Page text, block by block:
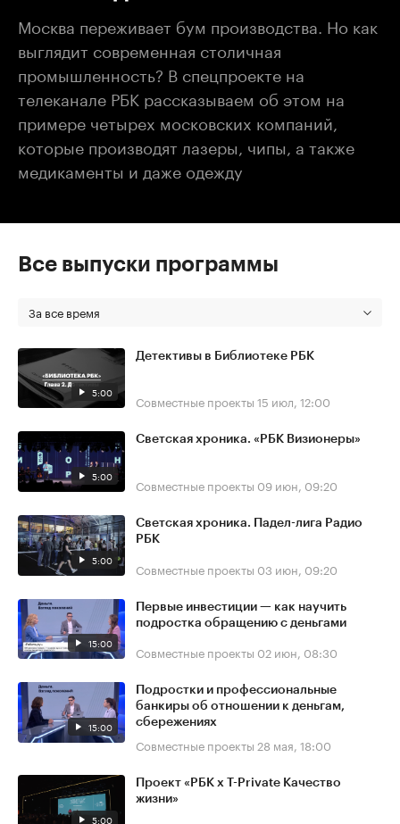
Москва переживает бум производства. Но как
выглядит современная столичная
промышленность? В спецпроекте на
телеканале РБК рассказываем об этом на
примере четырех московских компаний,
которые производят лазеры, чипы, а также
медикаменты и даже одежду
Все выпуски программы
За все время
5:00
Детективы в Библиотеке РБК
Совместные проекты 15 июл, 12:00
5:00
Светская хроника. «РБК Визионеры»
Совместные проекты 09 июн, 09:20
5:00
Светская хроника. Падел-лига Радио
РБК
Совместные проекты 03 июн, 09:20
15:00
Первые инвестиции — как научить
подростка обращению с деньгами
Совместные проекты 02 июн, 08:30
15:00
Подростки и профессиональные
банкиры об отношении к деньгам,
сбережениях
Совместные проекты 28 мая, 18:00
5:00
Проект «РБК x T-Private Качество
жизни»